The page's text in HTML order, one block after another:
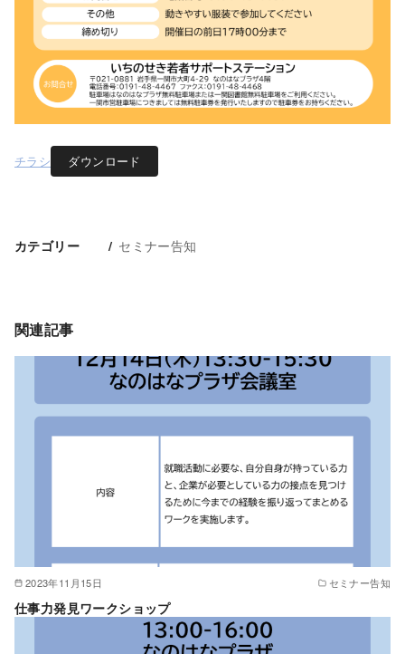
チラシ ダウンロード
カテゴリー セミナー告知
関連記事
2023年11月15日 セミナー告知
仕事力発見ワークショップ